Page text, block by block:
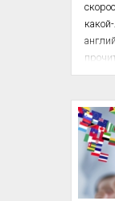
этого
вы
если